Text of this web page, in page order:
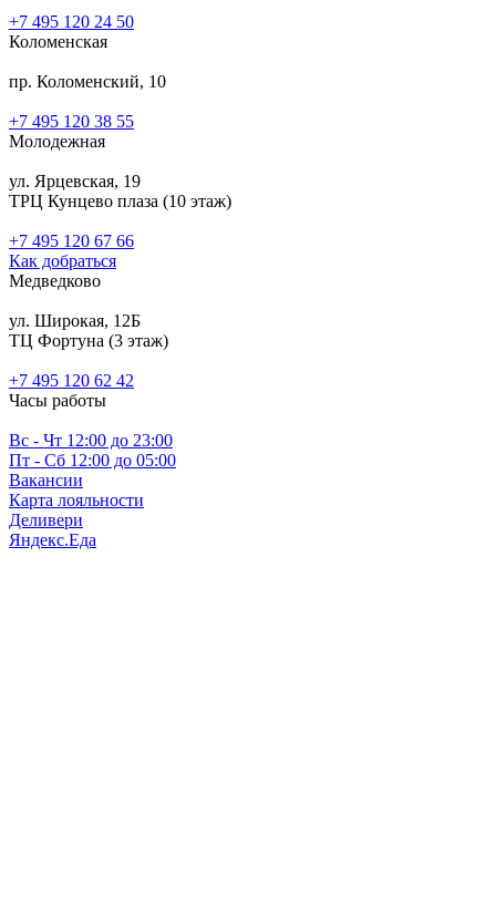
+7 495 120 24 50
Коломенская
пр. Коломенский, 10
+7 495 120 38 55
Молодежная
ул. Ярцевская, 19
ТРЦ Кунцево плаза (10 этаж)
+7 495 120 67 66
Как добраться
Медведково
ул. Широкая, 12Б
ТЦ Фортуна (3 этаж)
‎+7 495 120 62 42
Часы работы
Вс - Чт 12:00 до 23:00
Пт - Сб 12:00 до 05:00
Вакансии
Карта лояльности
Деливери
Яндекс.Еда